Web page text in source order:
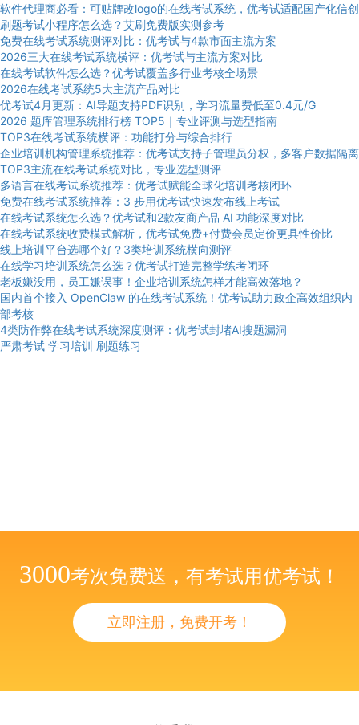
软件代理商必看：可贴牌改logo的在线考试系统，优考试适配国产化信创
刷题考试小程序怎么选？艾刷免费版实测参考
免费在线考试系统测评对比：优考试与4款市面主流方案
2026三大在线考试系统横评：优考试与主流方案对比
在线考试软件怎么选？优考试覆盖多行业考核全场景
2026在线考试系统5大主流产品对比
优考试4月更新：AI导题支持PDF识别，学习流量费低至0.4元/G
2026 题库管理系统排行榜 TOP5｜专业评测与选型指南
TOP3在线考试系统横评：功能打分与综合排行
企业培训机构管理系统推荐：优考试支持子管理员分权，多客户数据隔离
TOP3主流在线考试系统对比，专业选型测评
多语言在线考试系统推荐：优考试赋能全球化培训考核闭环
免费在线考试系统推荐：3 步用优考试快速发布线上考试
在线考试系统怎么选？优考试和2款友商产品 AI 功能深度对比
在线考试系统收费模式解析，优考试免费+付费会员定价更具性价比
线上培训平台选哪个好？3类培训系统横向测评
在线学习培训系统怎么选？优考试打造完整学练考闭环
老板嫌没用，员工嫌误事！企业培训系统怎样才能高效落地？
国内首个接入 OpenClaw 的在线考试系统！优考试助力政企高效组织内
部考核
4类防作弊在线考试系统深度测评：优考试封堵AI搜题漏洞
严肃考试 学习培训 刷题练习
3000考次免费送，有考试用优考试！
立即注册，免费开考！